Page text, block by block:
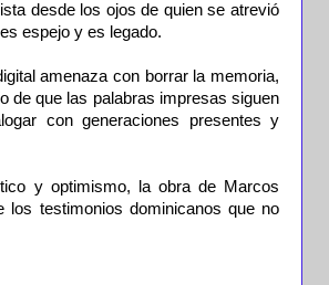
desde los ojos de quien se atrevió
espejo y es legado.
amenaza con borrar la memoria,
de que las palabras impresas siguen
con generaciones presentes y
y optimismo, la obra de Marcos
testimonios dominicanos que no